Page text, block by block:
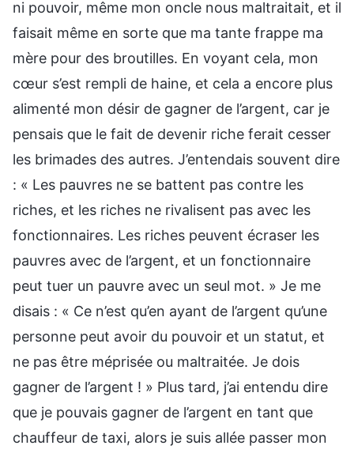
ni pouvoir, même mon oncle nous maltraitait, et il
faisait même en sorte que ma tante frappe ma
mère pour des broutilles. En voyant cela, mon
cœur s’est rempli de haine, et cela a encore plus
alimenté mon désir de gagner de l’argent, car je
pensais que le fait de devenir riche ferait cesser
les brimades des autres. J’entendais souvent dire
: « Les pauvres ne se battent pas contre les
riches, et les riches ne rivalisent pas avec les
fonctionnaires. Les riches peuvent écraser les
pauvres avec de l’argent, et un fonctionnaire
peut tuer un pauvre avec un seul mot. » Je me
disais : « Ce n’est qu’en ayant de l’argent qu’une
personne peut avoir du pouvoir et un statut, et
ne pas être méprisée ou maltraitée. Je dois
gagner de l’argent ! » Plus tard, j’ai entendu dire
que je pouvais gagner de l’argent en tant que
chauffeur de taxi, alors je suis allée passer mon